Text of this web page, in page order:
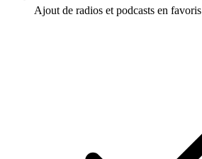
Ajout de radios et podcasts en favoris